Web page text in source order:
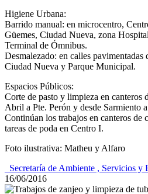
Higiene Urbana:
Barrido manual: en microcentro,
Güemes, Ciudad Nueva, zona
Terminal de Ómnibus.
Desmalezado: en calles pavimentadas
Ciudad Nueva y Parque Municipal.
Espacios Públicos:
Corte de pasto y limpieza en canteros
Abril a Pte. Perón y desde Sarmiento
Continúan los trabajos en canteros de
tareas de poda en Centro I.
Foto ilustrativa: Matheu y Alfaro
_Secretaría de Ambiente , Servicios y
16/06/2016